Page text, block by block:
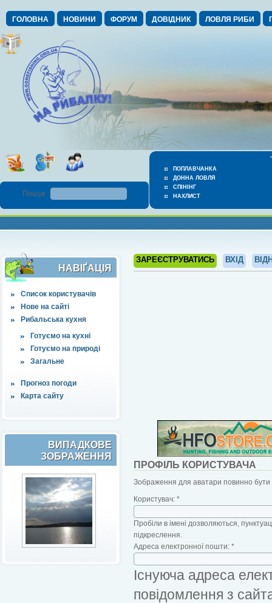
ГОЛОВНА НОВИНИ ФОРУМ ДОВІДНИК ЛОВЛЯ РИБИ
ПОПЛАВЧАНКА
ДОННА ЛОВЛЯ
СПІНІНГ
НАХЛИСТ
Пошук :
НАВІҐАЦІЯ
Список користувачів
Нове на сайті
Рибальська кухня
Готуємо на кухні
Готуємо на природі
Загальне
Прогноз погоди
Карта сайту
ВИПАДКОВЕ
ЗОБРАЖЕННЯ
ЗАРЕЄСТРУВАТИСЬ ВХІД
ПРОФІЛЬ КОРИСТУВАЧА
Зображення для аватари повинно бути
Користувач: *
Пробіли в імені дозволяються,
підкреслення.
Адреса електронної пошти: *
Існуюча адреса
повідомлення з